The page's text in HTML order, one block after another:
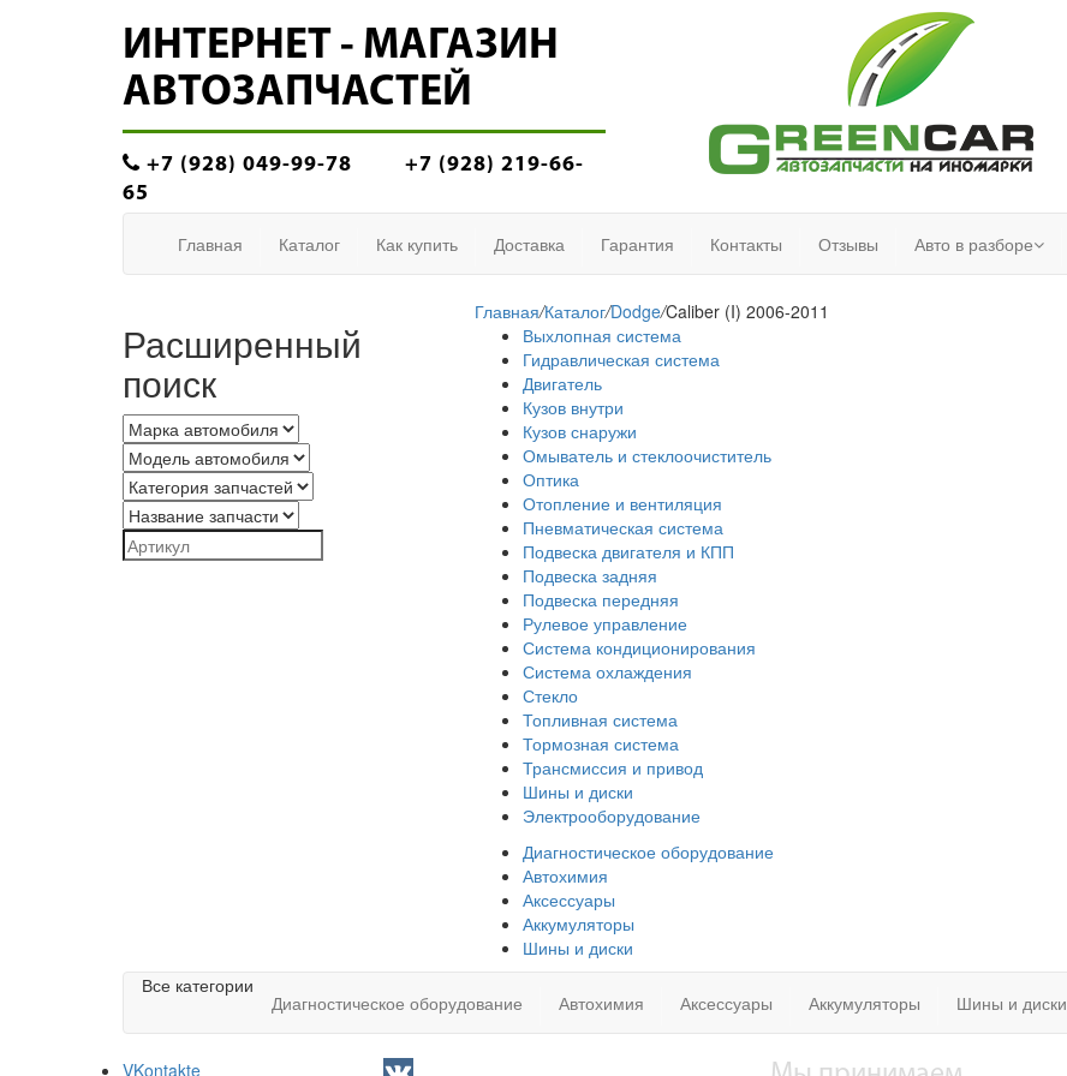
ИНТЕРНЕТ - МАГАЗИН
АВТОЗАПЧАСТЕЙ
+7 (928) 049-99-78
+7 (928) 219-66-
65
Главная Каталог Как купить Доставка Гарантия Контакты Отзывы Авто в разборе
Расширенный
поиск
Главная/Каталог/Dodge/Caliber (I) 2006-2011
Выхлопная система
Гидравлическая система
Двигатель
Кузов внутри
Кузов снаружи
Омыватель и стеклоочиститель
Оптика
Отопление и вентиляция
Пневматическая система
Подвеска двигателя и КПП
Подвеска задняя
Подвеска передняя
Рулевое управление
Система кондиционирования
Система охлаждения
Стекло
Топливная система
Тормозная система
Трансмиссия и привод
Шины и диски
Электрооборудование
Диагностическое оборудование
Автохимия
Аксессуары
Аккумуляторы
Шины и диски
Все категории
Диагностическое оборудование Автохимия Аксессуары Аккумуляторы Шины и диски
VKontakte